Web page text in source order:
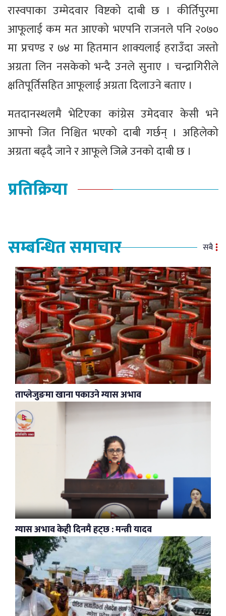
रास्वपाका उम्मेदवार विष्टको दाबी छ । कीर्तिपुरमा
आफूलाई कम मत आएको भएपनि राजनले पनि २०७०
मा प्रचण्ड र ७४ मा हितमान शाक्यलाई हराउँदा जस्तो
अग्रता लिन नसकेको भन्दै उनले सुनाए । चन्द्रागिरीले
क्षतिपूर्तिसहित आफूलाई अग्रता दिलाउने बताए ।
मतदानस्थलमै भेटिएका कांग्रेस उमेदवार केसी भने
आफ्नो जित निश्चित भएको दाबी गर्छन् । अहिलेको
अग्रता बढ्दै जाने र आफूले जित्ने उनको दाबी छ ।
प्रतिक्रिया
सम्बन्धित समाचार सबै
ताप्लेजुङमा खाना पकाउने ग्यास अभाव
ग्यास अभाव केही दिनमै हट्छ : मन्त्री यादव